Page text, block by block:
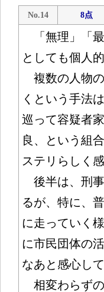
No.14 8点
「無理」「最
としても個人
複数の人物の
くという手法
巡って容疑者
良、という組
ステリらしく
後半は、刑事
るが、特に、
に走っていく
に市民団体の
なあと感心して
相変わらずの